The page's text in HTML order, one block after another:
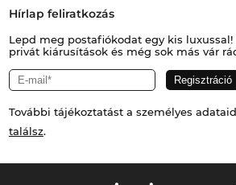
Hírlap feliratkozás
Lepd meg postafiókodat egy kis luxussal!
privát kiárusítások és még sok más vár
További tájékoztatást a személyes
találsz.